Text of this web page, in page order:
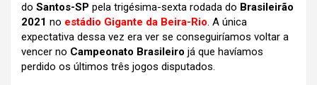
do Santos-SP pela trigésima-sexta rodada do Brasileirão
2021 no estádio Gigante da Beira-Rio. A única
expectativa dessa vez era ver se conseguiríamos voltar a
vencer no Campeonato Brasileiro já que havíamos
perdido os últimos três jogos disputados.